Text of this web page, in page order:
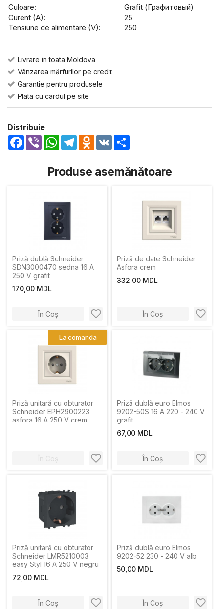
Culoare:
Grafit (Графитовый)
Curent (A):
25
Tensiune de alimentare (V):
250
Livrare in toata Moldova
Vânzarea mărfurilor pe credit
Garantie pentru produsele
Plata cu cardul pe site
Distribuie
Facebook
Viber WhatsApp
TelegramOdnoklassniki
VK
Produse asemănătoare
Priză dublă Schneider
SDN3000470 sedna 16 A
250 V grafit
170,00 MDL
În Coș
Priză de date Schneider
Asfora crem
332,00 MDL
În Coș
Priză unitară cu obturator
Schneider EPH2900223
asfora 16 A 250 V crem
În Coș
La comanda
Priză dublă euro Elmos
9202-50S 16 A 220 - 240 V
grafit
67,00 MDL
În Coș
Priză unitară cu obturator
Schneider LMR5210003
easy Styl 16 A 250 V negru
72,00 MDL
În Coș
Priză dublă euro Elmos
9202-52 230 - 240 V alb
50,00 MDL
În Coș